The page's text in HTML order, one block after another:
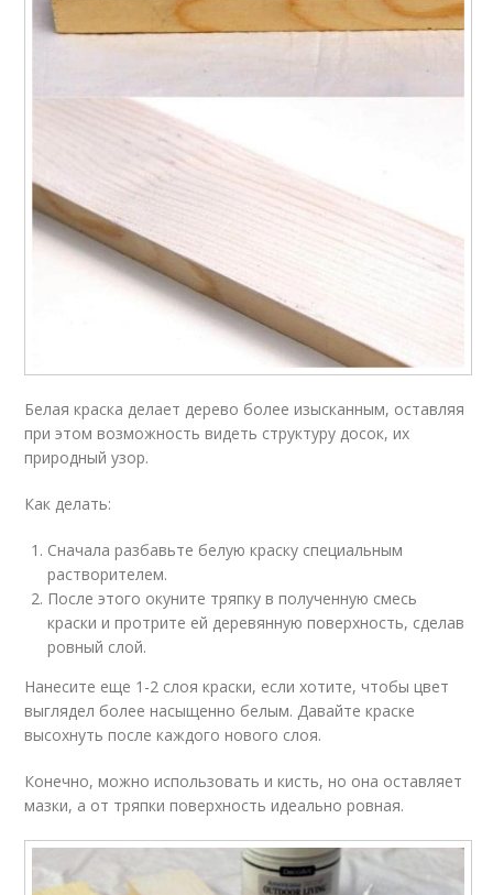
Белая краска делает дерево более изысканным, оставляя
при этом возможность видеть структуру досок, их
природный узор.
Как делать:
Сначала разбавьте белую краску специальным
растворителем.
После этого окуните тряпку в полученную смесь
краски и протрите ей деревянную поверхность, сделав
ровный слой.
Нанесите еще 1-2 слоя краски, если хотите, чтобы цвет
выглядел более насыщенно белым. Давайте краске
высохнуть после каждого нового слоя.
Конечно, можно использовать и кисть, но она оставляет
мазки, а от тряпки поверхность идеально ровная.